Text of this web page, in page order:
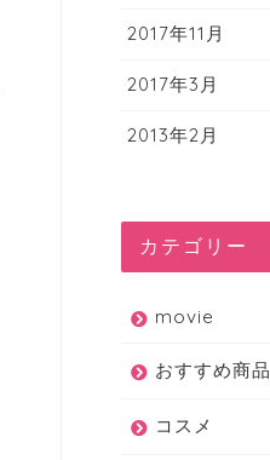
2017年11月
2017年3月
2013年2月
カテゴリー
movie
おすすめ商品
コスメ